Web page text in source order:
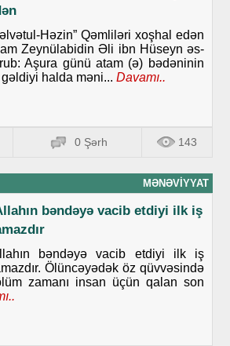
Həzin” Qəmliləri xoşhal edən
Zeynülabidin Əli ibn Hüseyn əs-
Aşura günü atam (ə) bədəninin
halda məni... Davamı..
0 Şərh 143
MƏNƏVIYYAT
bəndəyə vacib etdiyi ilk iş
bəndəyə vacib etdiyi ilk iş
Ölüncəyədək öz qüvvəsində
zamanı insan üçün qalan son